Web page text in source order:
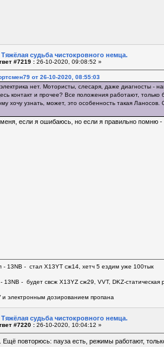
Тяжёлая судьба чистокровного немца.
#7219 : 26-10-2020, 09:08:52 »
от 26-10-2020, 08:55:03
нет. Мотористы, слесаря, даже диагносты -
контакт и прочее? Все положения работают,
хочу узнать, может, это особенность такая Ланосов.
если я ошибаюсь, но если я правильно помню -
- 13NB - стал Х13YT сж14, хетч 5 ездим уже 100тык
13NB - будет свсж Х13YZ сж29, VVT, DKZ-статическая
электронным дозированием пропана
Тяжёлая судьба чистокровного немца.
#7220 : 26-10-2020, 10:04:12 »
Ещё повторюсь: пауза есть, режимы работают,